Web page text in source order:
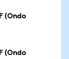
(Ondo
(Ondo